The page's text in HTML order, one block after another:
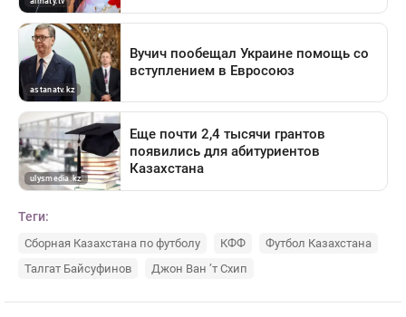
Теги:
Сборная Казахстана по футболу КФФ
Футбол Казахстана
Талгат Байсуфинов
Джон Ван ’т Схип